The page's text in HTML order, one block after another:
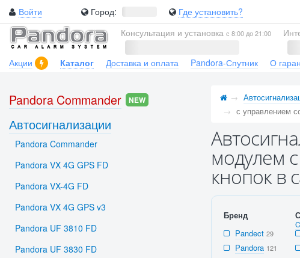
Войти Город: Где установить?
Консультация и установка с 8:00 до 21:00
Акции
Каталог Доставка и оплата Pandora-Спутник О
с управлением
модулем
кнопок в
Бренд
Pandect 29
Pandora 121
Pandora Commander NEW
Автосигнализации
Pandora Commander
Pandora VX 4G GPS FD
Pandora VX-4G FD
Pandora VX 4G GPS v3
Pandora UF 3810 FD
Pandora UF 3830 FD